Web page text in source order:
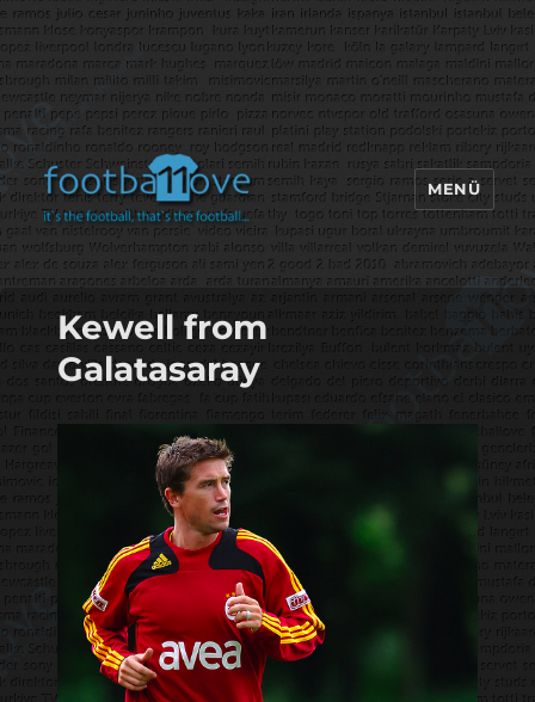
footbaLLove
MENÜ
Kewell from
Galatasaray